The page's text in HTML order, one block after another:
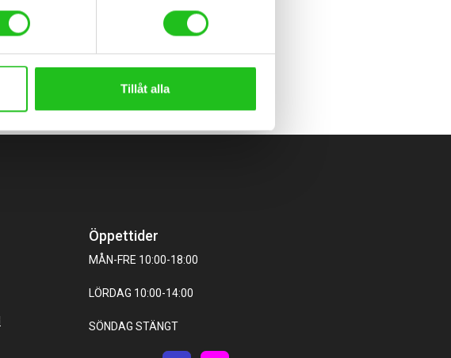
Tillåt alla
Öppettider
MÅN-FRE 10:00-18:00
LÖRDAG 10:00-14:00
SÖNDAG STÄNGT